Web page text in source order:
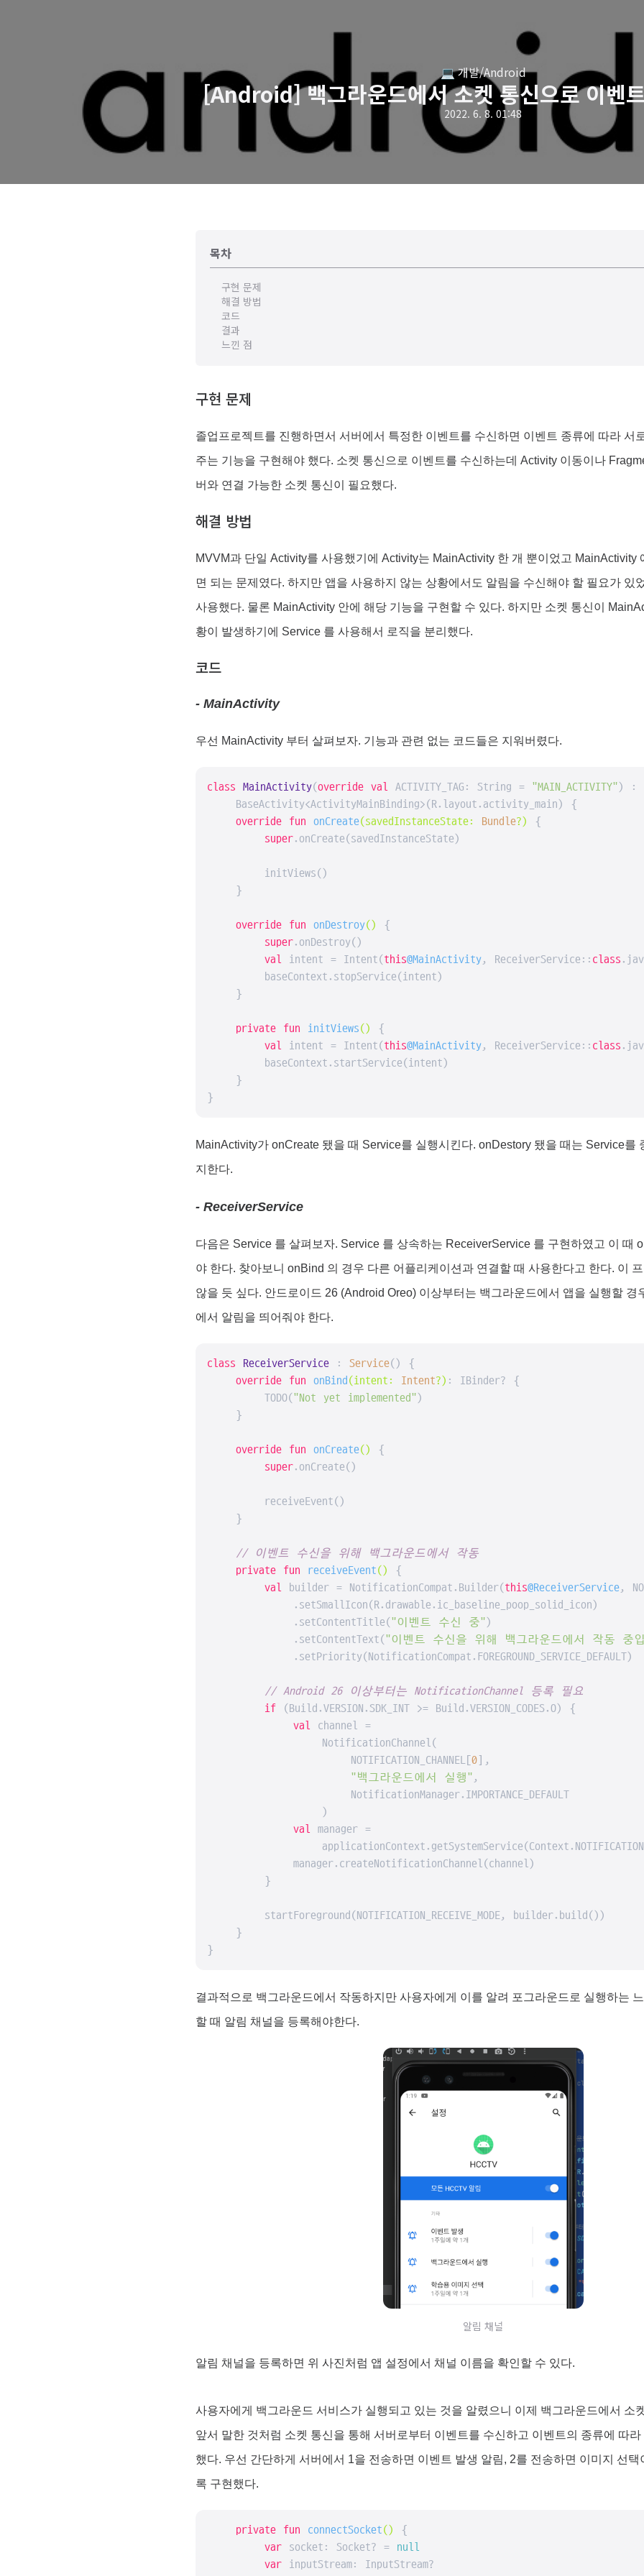
💻 개발/Android
[Android] 백그라운드에서 소켓 통신으로 이벤
2022. 6. 8. 01:48
목차
구현 문제
해결 방법
코드
결과
느낀 점
구현 문제
졸업프로젝트를 진행하면서 서버에서 특정한 이벤트를 수신하면 이벤트 종류에 따라 서
주는 기능을 구현해야 했다. 소켓 통신으로 이벤트를 수신하는데 Activity 이동이나
버와 연결 가능한 소켓 통신이 필요했다.
해결 방법
MVVM과 단일 Activity를 사용했기에 Activity는 MainActivity 한 개 뿐이었고 MainActivity
면 되는 문제였다. 하지만 앱을 사용하지 않는 상황에서도 알림을 수신해야 할 필요가 있
사용했다. 물론 MainActivity 안에 해당 기능을 구현할 수 있다. 하지만 소켓 통신이
황이 발생하기에 Service 를 사용해서 로직을 분리했다.
코드
- MainActivity
우선 MainActivity 부터 살펴보자. 기능과 관련 없는 코드들은 지워버렸다.
class MainActivity(override val ACTIVITY_TAG: String = "MAIN_ACTIVITY") :
    BaseActivity<ActivityMainBinding>(R.layout.activity_main) {
override
fun onCreate(savedInstanceState: Bundle?)
{
super.onCreate(savedInstanceState)
        initViews()
    }
override fun onDestroy()
{
super.onDestroy()
val intent = Intent(this@MainActivity, ReceiverService:: class
        baseContext.stopService(intent)
    }
private fun initViews()
{
val intent = Intent(this@MainActivity, ReceiverService:: class
        baseContext.startService(intent)
    }
}
MainActivity가 onCreate 됐을 때 Service를 실행시킨다. onDestory 됐을 때는 Service를
지한다.
- ReceiverService
다음은 Service 를 살펴보자. Service 를 상속하는 ReceiverService 를 구현하였고 이 때
야 한다. 찾아보니 onBind 의 경우 다른 어플리케이션과 연결할 때 사용한다고 한다. 이
않을 듯 싶다. 안드로이드 26 (Android Oreo) 이상부터는 백그라운드에서 앱을 실행할 경
에서 알림을 띄어줘야 한다.
class ReceiverService : Service() {
override
fun onBind(intent: Intent?) : IBinder? {
        TODO(
"Not yet implemented")
    }
override fun onCreate()
{
super.onCreate()
        receiveEvent()
    }
// 이벤트 수신을 위해 백그라운드에서 작동
private
fun receiveEvent()
{
val builder = NotificationCompat.Builder(this@ReceiverService,
            .setSmallIcon(R.drawable.ic_baseline_poop_solid_icon)
            .setContentTitle(
"이벤트 수신 중")
            .setContentText(
"이벤트 수신을 위해 백그라운드에서 작동 중
            .setPriority(NotificationCompat.FOREGROUND_SERVICE_DEFAULT)
// Android 26 이상부터는 NotificationChannel 등록 필요
if (Build.VERSION.SDK_INT >= Build.VERSION_CODES.O) {
val channel =
                NotificationChannel(
                    NOTIFICATION_CHANNEL[
0],
"백그라운드에서 실행" ,
                    NotificationManager.IMPORTANCE_DEFAULT
                )
val manager =
            manager.createNotificationChannel(channel)
        }
        startForeground(NOTIFICATION_RECEIVE_MODE, builder.build())
    }
}​
결과적으로 백그라운드에서 작동하지만 사용자에게 이를 알려 포그라운드로 실행하는
할 때 알림 채널을 등록해야한다.
알림 채널
알림 채널을 등록하면 위 사진처럼 앱 설정에서 채널 이름을 확인할 수 있다.
사용자에게 백그라운드 서비스가 실행되고 있는 것을 알렸으니 이제 백그라운드에서 소
앞서 말한 것처럼 소켓 통신을 통해 서버로부터 이벤트를 수신하고 이벤트의 종류에 따
했다. 우선 간단하게 서버에서 1을 전송하면 이벤트 발생 알림, 2를 전송하면 이미지 선
록 구현했다.
private fun connectSocket()
{
var socket: Socket? = null
var inputStream: InputStream?